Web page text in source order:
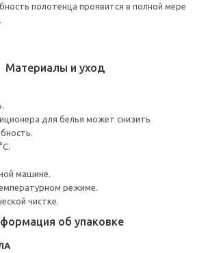
полотенца проявится в полной мере
Материалы и уход
для белья может снизить
машине.
режиме.
чистке.
об упаковке